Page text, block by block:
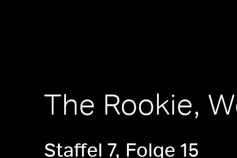
The Rookie,
Staffel 7, Folge 15